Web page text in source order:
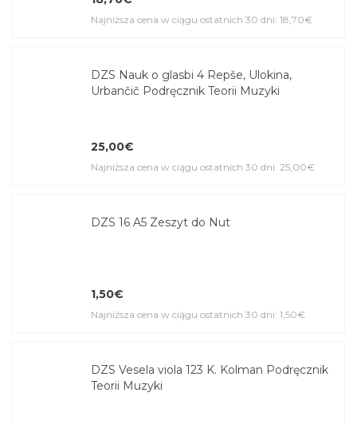
Najniższa cena w ciągu ostatnich 30 dni: 18,70€
DZS Nauk o glasbi 4 Repše, Ulokina,
Urbančič Podręcznik Teorii Muzyki
25,00€
Najniższa cena w ciągu ostatnich 30 dni: 25,00€
DZS 16 A5 Zeszyt do Nut
1,50€
Najniższa cena w ciągu ostatnich 30 dni: 1,50€
DZS Vesela viola 123 K. Kolman Podręcznik
Teorii Muzyki